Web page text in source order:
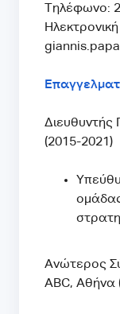
Τηλέφωνο:
Διευθυντής
(2015-2021)
Ανώτερος
ABC, Αθήνα